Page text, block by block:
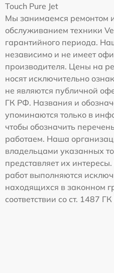
Touch Pure Jet
Мы занимаемся ремонтом
обслуживанием техники
гарантийного периода.
независимо и не имеет
производителя. Цены на
носят исключительно
не являются публичной
ГК РФ. Названия и
упоминаются только в
чтобы обозначить
работаем. Наша
владельцами указанных
представляет их
работ выполняются
находящихся в законном
соответствии со ст. 1487